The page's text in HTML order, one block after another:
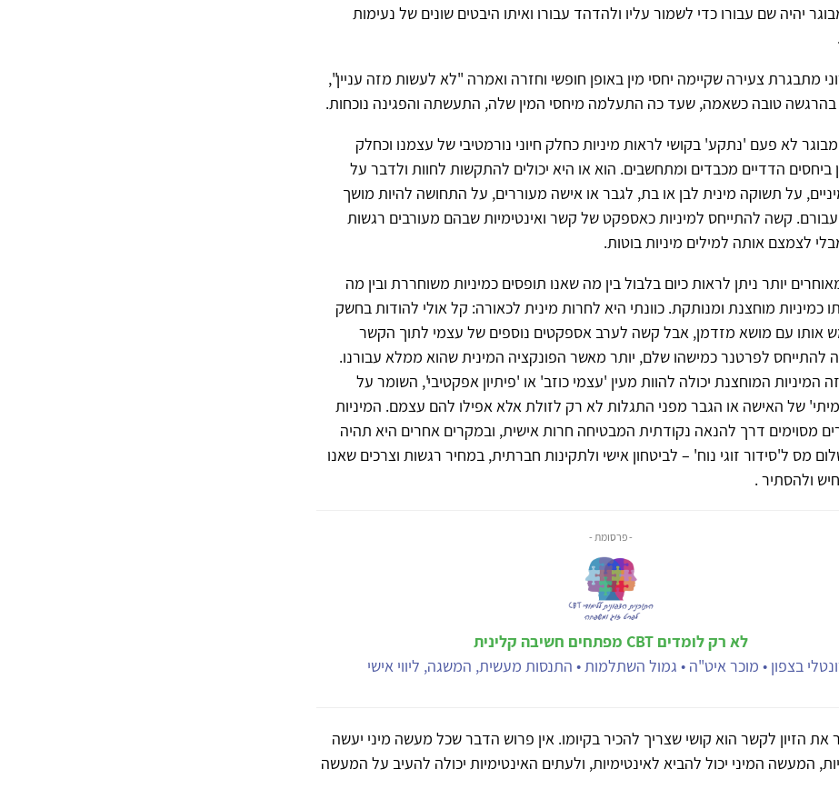
יהיה שם עבורו כדי לשמור עליו ולהדהד עבורו ואיתו היבטים שונים של נעימות
מתבגרת צעירה שקיימה יחסי מין באופן חופשי וחזרה ואמרה "לא לעשות מזה עניין",
טובה כשאמה, שעד כה התעלמה מיחסי המין שלה, התעשתה והפגינה נוכחות.
לא פעם 'נתקע' בקושי לראות מיניות כחלק חיוני נורמטיבי של עצמנו וכחלק
הדדיים מכבדים ומתחשבים. הוא או היא יכולים להתקשות לחוות ולדבר על
על תשוקה מינית לבן או בת, לגבר או אישה מעוררים, על התחושה להיות מושך
עבורם. קשה להתייחס למיניות כאספקט של קשר ואינטימיות שבהם מעורבים רגשות
לצמצם אותה למילים מיניות בוטות.
יותר ניתן לראות כיום בלבול בין מה שאנו תופסים כמיניות משוחררת ובין מה
כמיניות מוחצנת ומנותקת. כוונתי היא לחרות מינית לכאורה: קל אולי להודות בחשק
אותו עם מושא מזדמן, אבל קשה לערב אספקטים נוספים של עצמי לתוך הקשר
להתייחס לפרטנר כמישהו שלם, יותר מאשר הפונקציה המינית שהוא ממלא עבורנו.
המיניות המוחצנת יכולה להוות מעין 'עצמי כוזב' או 'פיתיון אפקטיבי', השומר על
של האישה או הגבר מפני התגלות לא רק לזולת אלא אפילו להם עצמם. המיניות
מסוימים דרך להנאה נקודתית המבטיחה חרות אישית, ובמקרים אחרים היא תהיה
מס ל'סידור זוגי נוח' – לביטחון אישי ולתקינות חברתית, במחיר רגשות וצרכים שאנו
ולהסתיר .
- פרסומת -
לא רק לומדים CBT מפתחים חשיבה קלינית
בצפון • מוכר איט"ה • גמול השתלמות • התנסות מעשית, המשגה, ליווי אישי
את הזיון לקשר הוא קושי שצריך להכיר בקיומו. אין פרוש הדבר שכל מעשה מיני יעשה
המעשה המיני יכול להביא לאינטימיות, ולעתים האינטימיות יכולה להעיב על המעשה